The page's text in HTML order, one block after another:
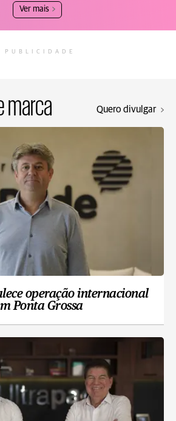
Ver mais
PUBLICIDADE
marca Quero divulgar
operação internacional
Ponta Grossa